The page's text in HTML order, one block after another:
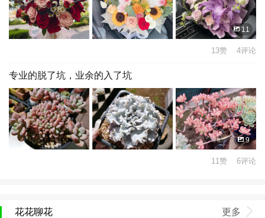
11
13赞 4评论
专业的脱了坑，业余的入了坑
9
11赞 6评论
花花聊花 更多